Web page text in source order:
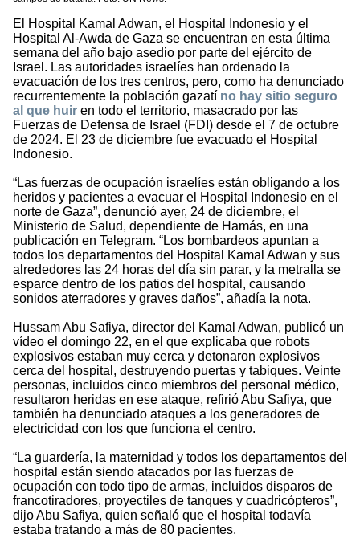
El Hospital Kamal Adwan, el Hospital Indonesio y el
Hospital Al-Awda de Gaza se encuentran en esta última
semana del año bajo asedio por parte del ejército de
Israel. Las autoridades israelíes han ordenado la
evacuación de los tres centros, pero, como ha denunciado
recurrentemente la población gazatí no hay sitio seguro
al que huir en todo el territorio, masacrado por las
Fuerzas de Defensa de Israel (FDI) desde el 7 de octubre
de 2024. El 23 de diciembre fue evacuado el Hospital
Indonesio.
“Las fuerzas de ocupación israelíes están obligando a los
heridos y pacientes a evacuar el Hospital Indonesio en el
norte de Gaza”, denunció ayer, 24 de diciembre, el
Ministerio de Salud, dependiente de Hamás, en una
publicación en Telegram. “Los bombardeos apuntan a
todos los departamentos del Hospital Kamal Adwan y sus
alrededores las 24 horas del día sin parar, y la metralla se
esparce dentro de los patios del hospital, causando
sonidos aterradores y graves daños”, añadía la nota.
Hussam Abu Safiya, director del Kamal Adwan, publicó un
vídeo el domingo 22, en el que explicaba que robots
explosivos estaban muy cerca y detonaron explosivos
cerca del hospital, destruyendo puertas y tabiques. Veinte
personas, incluidos cinco miembros del personal médico,
resultaron heridas en ese ataque, refirió Abu Safiya, que
también ha denunciado ataques a los generadores de
electricidad con los que funciona el centro.
“La guardería, la maternidad y todos los departamentos del
hospital están siendo atacados por las fuerzas de
ocupación con todo tipo de armas, incluidos disparos de
francotiradores, proyectiles de tanques y cuadricópteros”,
dijo Abu Safiya, quien señaló que el hospital todavía
estaba tratando a más de 80 pacientes.